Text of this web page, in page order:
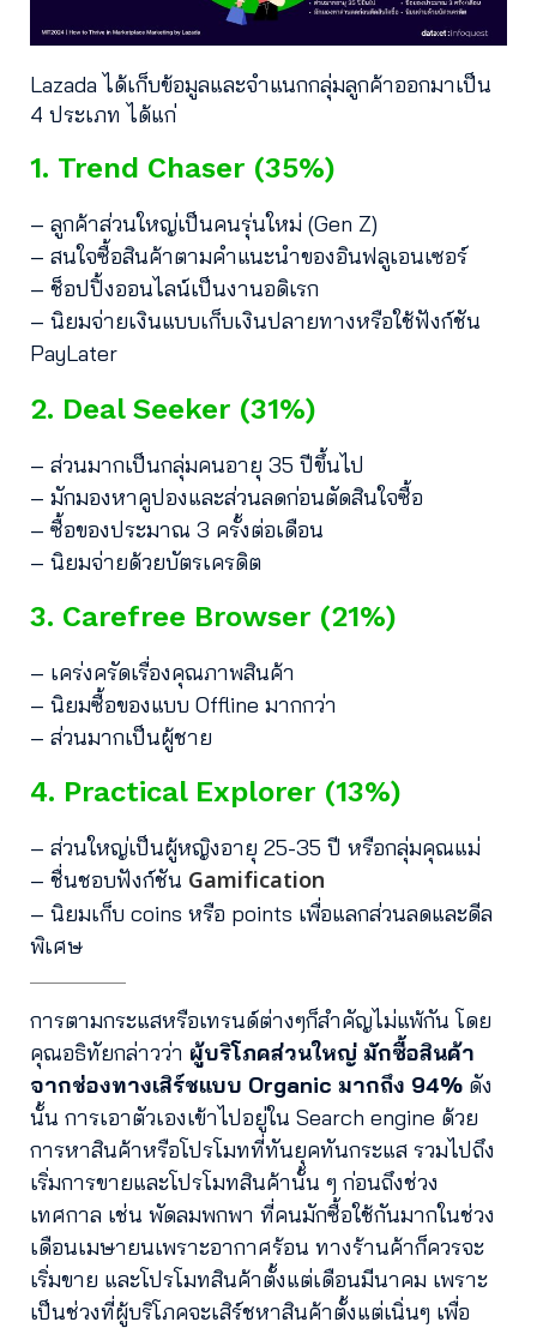
Lazada ได้เก็บข้อมูลและจำแนกกลุ่มลูกค้าออกมาเป็น
4 ประเภท ได้แก่
1. Trend Chaser (35%)
– ลูกค้าส่วนใหญ่เป็นคนรุ่นใหม่ (Gen Z)
– สนใจซื้อสินค้าตามคำแนะนำของอินฟลูเอนเซอร์
– ช็อปปิ้งออนไลน์เป็นงานอดิเรก
– นิยมจ่ายเงินแบบเก็บเงินปลายทางหรือใช้ฟังก์ชัน
PayLater
2. Deal Seeker (31%)
– ส่วนมากเป็นกลุ่มคนอายุ 35 ปีขึ้นไป
– มักมองหาคูปองและส่วนลดก่อนตัดสินใจซื้อ
– ซื้อของประมาณ 3 ครั้งต่อเดือน
– นิยมจ่ายด้วยบัตรเครดิต
3. Carefree Browser (21%)
– เคร่งครัดเรื่องคุณภาพสินค้า
– นิยมซื้อของแบบ Offline มากกว่า
– ส่วนมากเป็นผู้ชาย
4. Practical Explorer (13%)
– ส่วนใหญ่เป็นผู้หญิงอายุ 25-35 ปี หรือกลุ่มคุณแม่
– ชื่นชอบฟังก์ชัน Gamification
– นิยมเก็บ coins หรือ points เพื่อแลกส่วนลดและดีล
พิเศษ
การตามกระแสหรือเทรนด์ต่างๆก็สำคัญไม่แพ้กัน โดย
คุณอธิทัยกล่าวว่า ผู้บริโภคส่วนใหญ่ มักซื้อสินค้า
จากช่องทางเสิร์ชแบบ Organic มากถึง 94% ดัง
นั้น การเอาตัวเองเข้าไปอยู่ใน Search engine ด้วย
การหาสินค้าหรือโปรโมทที่ทันยุคทันกระแส รวมไปถึง
เริ่มการขายและโปรโมทสินค้านั้น ๆ ก่อนถึงช่วง
เทศกาล เช่น พัดลมพกพา ที่คนมักซื้อใช้กันมากในช่วง
เดือนเมษายนเพราะอากาศร้อน ทางร้านค้าก็ควรจะ
เริ่มขาย และโปรโมทสินค้าตั้งแต่เดือนมีนาคม เพราะ
เป็นช่วงที่ผู้บริโภคจะเสิร์ชหาสินค้าตั้งแต่เนิ่นๆ เพื่อ